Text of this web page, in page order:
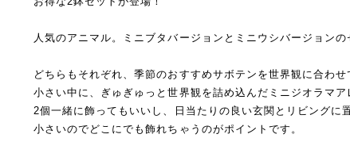
人気のアニマル。ミニブタバージョンとミニウシバージョンの
どちらもそれぞれ、季節のおすすめサボテンを世界観に合わせ
小さい中に、ぎゅぎゅっと世界観を詰め込んだミニジオラマア
2個一緒に飾ってもいいし、日当たりの良い玄関とリビングに
小さいのでどこにでも飾れちゃうのがポイントです。